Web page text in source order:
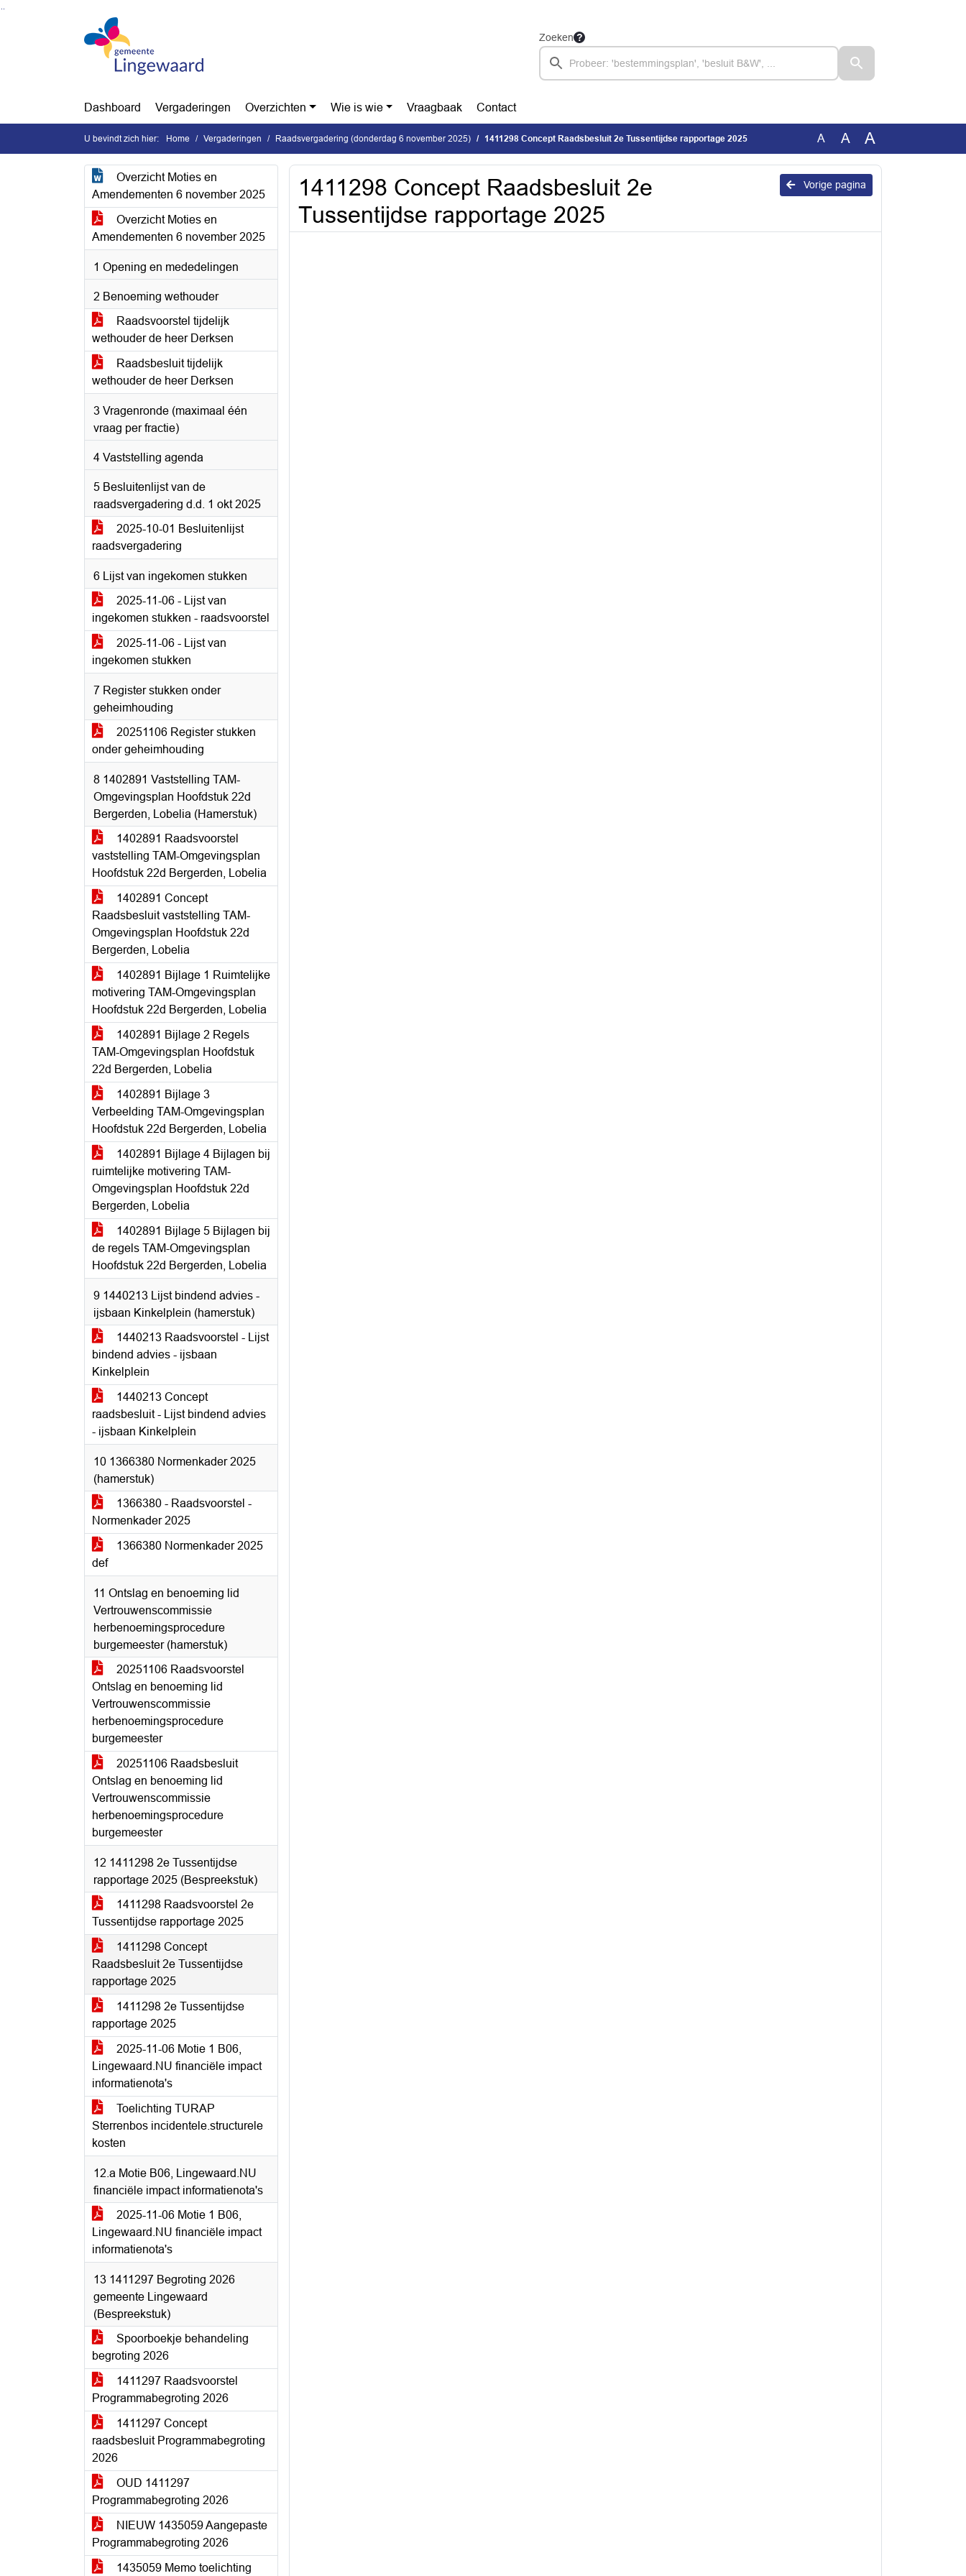
Ga naar de inhoud van deze pagina
Zoeken
Dashboard Vergaderingen Overzichten Wie is wie Vraagbaak Contact
U bevindt zich hier: Home Vergaderingen Raadsvergadering (donderdag 6 november 2025) 1411298 Concept Raadsbesluit 2e Tussentijdse rapportage 2025 A A A
Overzicht Moties en
Amendementen 6 november 2025
Overzicht Moties en
Amendementen 6 november 2025
1 Opening en mededelingen
2 Benoeming wethouder
Raadsvoorstel tijdelijk
wethouder de heer Derksen
Raadsbesluit tijdelijk
wethouder de heer Derksen
3 Vragenronde (maximaal één
vraag per fractie)
4 Vaststelling agenda
5 Besluitenlijst van de
raadsvergadering d.d. 1 okt 2025
2025-10-01 Besluitenlijst
raadsvergadering
6 Lijst van ingekomen stukken
2025-11-06 - Lijst van
ingekomen stukken - raadsvoorstel
2025-11-06 - Lijst van
ingekomen stukken
7 Register stukken onder
geheimhouding
20251106 Register stukken
onder geheimhouding
8 1402891 Vaststelling TAM-
Omgevingsplan Hoofdstuk 22d
Bergerden, Lobelia (Hamerstuk)
1402891 Raadsvoorstel
vaststelling TAM-Omgevingsplan
Hoofdstuk 22d Bergerden, Lobelia
1402891 Concept
Raadsbesluit vaststelling TAM-
Omgevingsplan Hoofdstuk 22d
Bergerden, Lobelia
1402891 Bijlage 1 Ruimtelijke
motivering TAM-Omgevingsplan
Hoofdstuk 22d Bergerden, Lobelia
1402891 Bijlage 2 Regels
TAM-Omgevingsplan Hoofdstuk
22d Bergerden, Lobelia
1402891 Bijlage 3
Verbeelding TAM-Omgevingsplan
Hoofdstuk 22d Bergerden, Lobelia
1402891 Bijlage 4 Bijlagen bij
ruimtelijke motivering TAM-
Omgevingsplan Hoofdstuk 22d
Bergerden, Lobelia
1402891 Bijlage 5 Bijlagen bij
de regels TAM-Omgevingsplan
Hoofdstuk 22d Bergerden, Lobelia
9 1440213 Lijst bindend advies -
ijsbaan Kinkelplein (hamerstuk)
1440213 Raadsvoorstel - Lijst
bindend advies - ijsbaan
Kinkelplein
1440213 Concept
raadsbesluit - Lijst bindend advies
- ijsbaan Kinkelplein
10 1366380 Normenkader 2025
(hamerstuk)
1366380 - Raadsvoorstel -
Normenkader 2025
1366380 Normenkader 2025
def
11 Ontslag en benoeming lid
Vertrouwenscommissie
herbenoemingsprocedure
burgemeester (hamerstuk)
20251106 Raadsvoorstel
Ontslag en benoeming lid
Vertrouwenscommissie
herbenoemingsprocedure
burgemeester
20251106 Raadsbesluit
Ontslag en benoeming lid
Vertrouwenscommissie
herbenoemingsprocedure
burgemeester
12 1411298 2e Tussentijdse
rapportage 2025 (Bespreekstuk)
1411298 Raadsvoorstel 2e
Tussentijdse rapportage 2025
1411298 Concept
Raadsbesluit 2e Tussentijdse
rapportage 2025
1411298 2e Tussentijdse
rapportage 2025
2025-11-06 Motie 1 B06,
Lingewaard.NU financiële impact
informatienota's
Toelichting TURAP
Sterrenbos incidentele.structurele
kosten
12.a Motie B06, Lingewaard.NU
financiële impact informatienota's
2025-11-06 Motie 1 B06,
Lingewaard.NU financiële impact
informatienota's
13 1411297 Begroting 2026
gemeente Lingewaard
(Bespreekstuk)
Spoorboekje behandeling
begroting 2026
1411297 Raadsvoorstel
Programmabegroting 2026
1411297 Concept
raadsbesluit Programmabegroting
2026
OUD 1411297
Programmabegroting 2026
NIEUW 1435059 Aangepaste
Programmabegroting 2026
1435059 Memo toelichting
Vorige pagina
1411298 Concept Raadsbesluit 2e
Tussentijdse rapportage 2025